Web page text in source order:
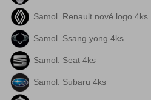
Samol. Renault nové logo 4ks
Samol. Ssang yong 4ks
Samol. Seat 4ks
Samol. Subaru 4ks